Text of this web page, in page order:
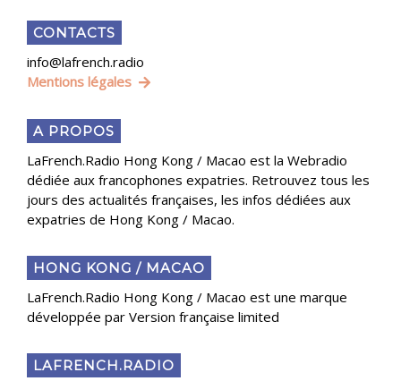
CONTACTS
info@lafrench.radio
Mentions légales
A PROPOS
LaFrench.Radio Hong Kong / Macao est la Webradio
dédiée aux francophones expatries. Retrouvez tous les
jours des actualités françaises, les infos dédiées aux
expatries de Hong Kong / Macao.
HONG KONG / MACAO
LaFrench.Radio Hong Kong / Macao est une marque
développée par Version française limited
LAFRENCH.RADIO